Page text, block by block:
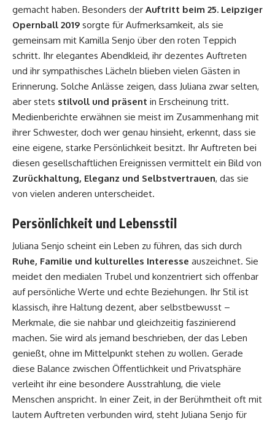
gemacht haben. Besonders der Auftritt beim 25. Leipziger
Opernball 2019 sorgte für Aufmerksamkeit, als sie
gemeinsam mit Kamilla Senjo über den roten Teppich
schritt. Ihr elegantes Abendkleid, ihr dezentes Auftreten
und ihr sympathisches Lächeln blieben vielen Gästen in
Erinnerung. Solche Anlässe zeigen, dass Juliana zwar selten,
aber stets stilvoll und präsent in Erscheinung tritt.
Medienberichte erwähnen sie meist im Zusammenhang mit
ihrer Schwester, doch wer genau hinsieht, erkennt, dass sie
eine eigene, starke Persönlichkeit besitzt. Ihr Auftreten bei
diesen gesellschaftlichen Ereignissen vermittelt ein Bild von
Zurückhaltung, Eleganz und Selbstvertrauen, das sie
von vielen anderen unterscheidet.
Persönlichkeit und Lebensstil
Juliana Senjo scheint ein Leben zu führen, das sich durch
Ruhe, Familie und kulturelles Interesse auszeichnet. Sie
meidet den medialen Trubel und konzentriert sich offenbar
auf persönliche Werte und echte Beziehungen. Ihr Stil ist
klassisch, ihre Haltung dezent, aber selbstbewusst –
Merkmale, die sie nahbar und gleichzeitig faszinierend
machen. Sie wird als jemand beschrieben, der das Leben
genießt, ohne im Mittelpunkt stehen zu wollen. Gerade
diese Balance zwischen Öffentlichkeit und Privatsphäre
verleiht ihr eine besondere Ausstrahlung, die viele
Menschen anspricht. In einer Zeit, in der Berühmtheit oft mit
lautem Auftreten verbunden wird, steht Juliana Senjo für